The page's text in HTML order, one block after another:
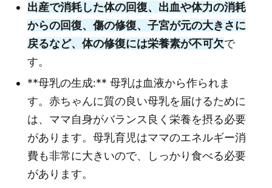
出産で消耗した体の回復、出血や体力の消耗
からの回復、傷の修復、子宮が元の大きさに
戻るなど、体の修復には栄養素が不可欠で
す。
**母乳の生成:** 母乳は血液から作られま
す。赤ちゃんに質の良い母乳を届けるために
は、ママ自身がバランス良く栄養を摂る必要
があります。母乳育児はママのエネルギー消
費も非常に大きいので、しっかり食べる必要
があります。